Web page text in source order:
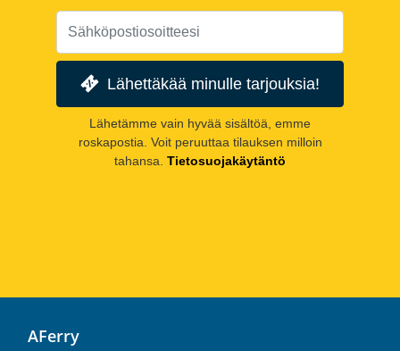
Lähettäkää minulle tarjouksia!
Lähetämme vain hyvää sisältöä, emme
roskapostia. Voit peruuttaa tilauksen milloin
tahansa. Tietosuojakäytäntö
AFerry